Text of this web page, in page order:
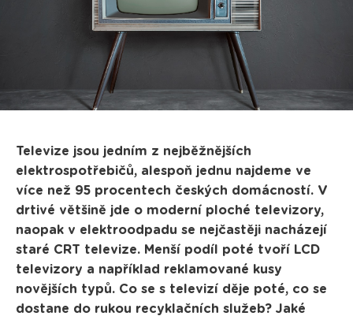
Televize jsou jedním z nejběžnějších
elektrospotřebičů, alespoň jednu najdeme ve
více než 95 procentech českých domácností. V
drtivé většině jde o moderní ploché televizory,
naopak v elektroodpadu se nejčastěji nacházejí
staré CRT televize. Menší podíl poté tvoří LCD
televizory a například reklamované kusy
novějších typů. Co se s televizí děje poté, co se
dostane do rukou recyklačních služeb? Jaké